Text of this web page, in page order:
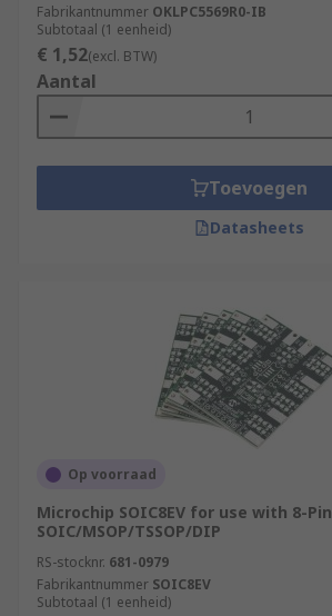
Fabrikantnummer OKLPC5569R0-IB
Subtotaal (1 eenheid)
€ 1,52(excl. BTW)
Aantal
Toevoegen
Datasheets
Op voorraad
Microchip SOIC8EV for use with 8-Pin
SOIC/MSOP/TSSOP/DIP
RS-stocknr. 681-0979
Fabrikantnummer SOIC8EV
Subtotaal (1 eenheid)